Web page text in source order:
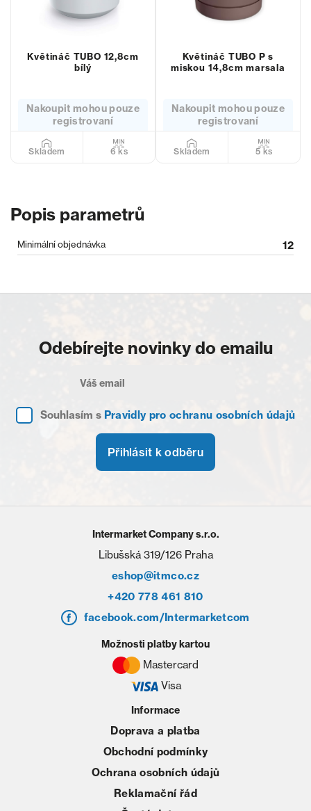
Květináč TUBO 12,8cm
bílý
Nakoupit mohou pouze
registrovaní
Skladem 6 ks
Květináč TUBO P s
miskou 14,8cm marsala
Nakoupit mohou pouze
registrovaní
Skladem 5 ks
Popis parametrů
Minimální objednávka 12
Odebírejte novinky do emailu
Souhlasím s Pravidly pro ochranu osobních údajů
Přihlásit k odběru
Intermarket Company s.r.o.
Libušská 319/126 Praha
eshop@itmco.cz
+420 778 461 810
facebook.com/Intermarketcom
Informace
Doprava a platba
Obchodní podmínky
Ochrana osobních údajů
Reklamační řád
Možnosti platby kartou
Mastercard
Visa